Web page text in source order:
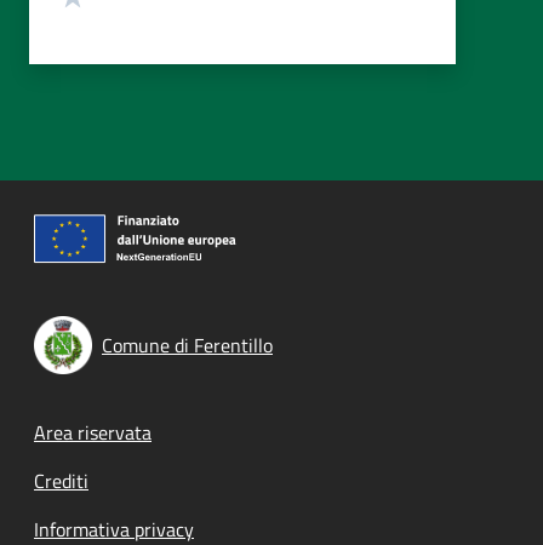
Comune di Ferentillo
Footer menu
Area riservata
Crediti
Informativa privacy